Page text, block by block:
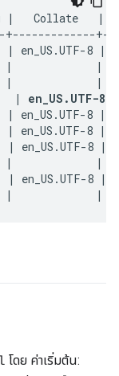
|   Collate   |
8 |
|             |
|             |
en_US.UTF-8
en_US.UTF-8 |
8 |
en_US.UTF-8 |
|             |
en_US.UTF-8 |
|             |
โดย ค่าเริ่มต้น: